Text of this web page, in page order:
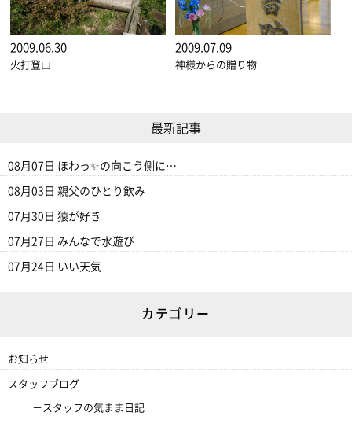
2009.06.30
火打登山
2009.07.09
神様からの贈り物
最新記事
08月07日 ほわっ✨の向こう側に…
08月03日 親父のひとり飲み
07月30日 猿が好き
07月27日 みんなで水遊び
07月24日 いい天気
カテゴリー
お知らせ
スタッフブログ
スタッフの気まま日記